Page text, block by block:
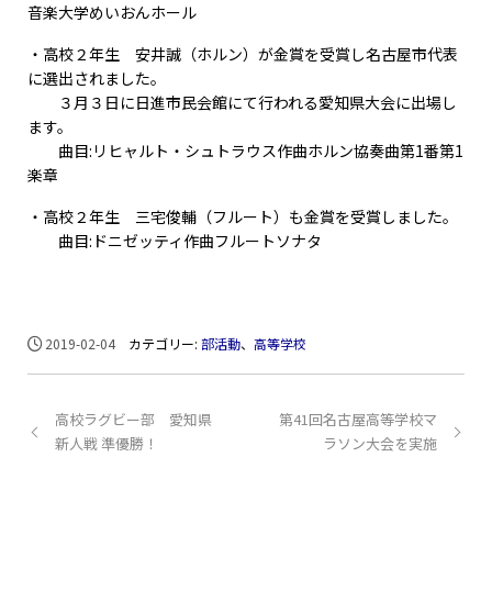
音楽大学めいおんホール
・高校２年生 安井誠（ホルン）が金賞を受賞し名古屋市代表
に選出されました。
３月３日に日進市民会館にて行われる愛知県大会に出場し
ます。
曲目:リヒャルト・シュトラウス作曲ホルン協奏曲第1番第1
楽章
・高校２年生 三宅俊輔（フルート）も金賞を受賞しました。
曲目:ドニゼッティ作曲フルートソナタ
2019-02-04 カテゴリー:部活動、高等学校
高校ラグビー部 愛知県
新人戦 準優勝！
第41回名古屋高等学校マ
ラソン大会を実施